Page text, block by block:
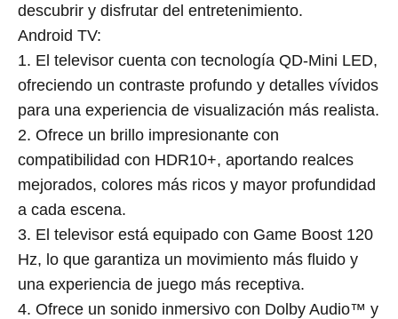
descubrir y disfrutar del entretenimiento.
Android TV:
1. El televisor cuenta con tecnología QD-Mini LED,
ofreciendo un contraste profundo y detalles vívidos
para una experiencia de visualización más realista.
2. Ofrece un brillo impresionante con
compatibilidad con HDR10+, aportando realces
mejorados, colores más ricos y mayor profundidad
a cada escena.
3. El televisor está equipado con Game Boost 120
Hz, lo que garantiza un movimiento más fluido y
una experiencia de juego más receptiva.
4. Ofrece un sonido inmersivo con Dolby Audio™ y